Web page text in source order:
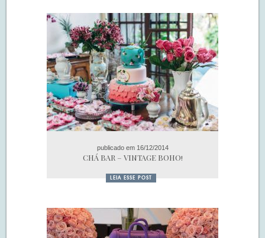
publicado em 16/12/2014
CHÁ BAR – VINTAGE BOHO!
LEIA ESSE POST